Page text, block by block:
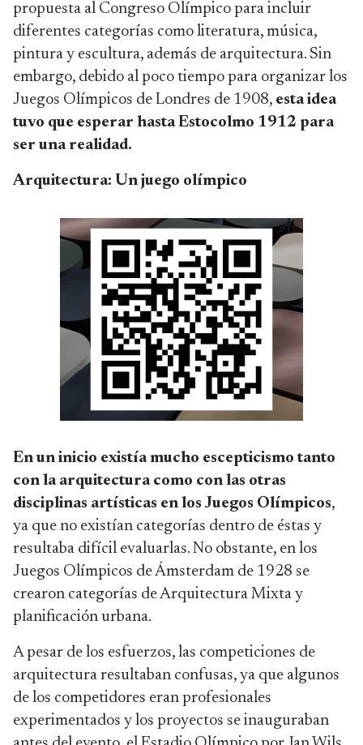
propuesta al Congreso Olímpico para incluir
diferentes categorías como literatura, música,
pintura y escultura, además de arquitectura. Sin
embargo, debido al poco tiempo para organizar los
Juegos Olímpicos de Londres de 1908, esta idea
tuvo que esperar hasta Estocolmo 1912 para
ser una realidad.
Arquitectura: Un juego olímpico
En un inicio existía mucho escepticismo tanto
con la arquitectura como con las otras
disciplinas artísticas en los Juegos Olímpicos,
ya que no existían categorías dentro de éstas y
resultaba difícil evaluarlas. No obstante, en los
Juegos Olímpicos de Ámsterdam de 1928 se
crearon categorías de Arquitectura Mixta y
planificación urbana.
A pesar de los esfuerzos, las competiciones de
arquitectura resultaban confusas, ya que algunos
de los competidores eran profesionales
experimentados y los proyectos se inauguraban